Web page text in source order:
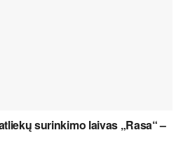
surinkimo laivas „Rasa“ –